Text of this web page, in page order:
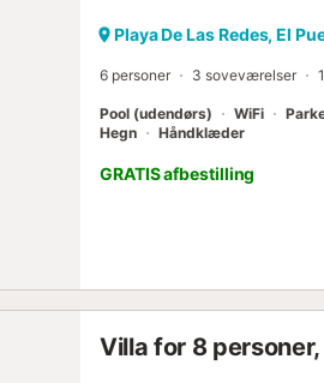
Las Redes-stranden, er en
til den f...
Playa De Las Redes, El
6 personer 3 soveværelser
Pool (udendørs) WiFi
Hegn
Håndklæder
GRATIS afbestilling
Villa for 8